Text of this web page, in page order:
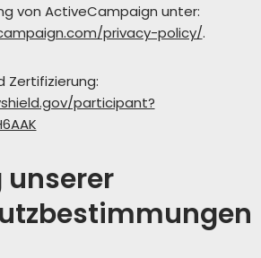
von ActiveCampaign unter:
privacy-policy/.
Zertifizierung:
participant?